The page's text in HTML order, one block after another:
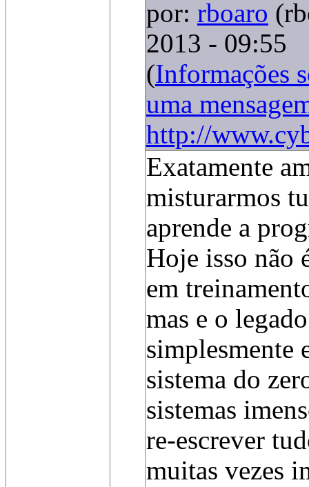
por: rboaro
2013 - 09:55
(Informações
uma
http://
Exatamente
misturarmos
aprende a
Hoje isso não
em
mas e o
simplesmente
sistema do
sistemas
re-escrever
muitas vezes